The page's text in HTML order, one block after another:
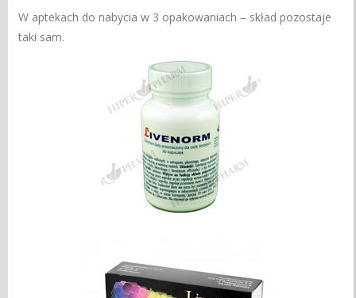
W aptekach do nabycia w 3 opakowaniach – skład pozostaje
taki sam.